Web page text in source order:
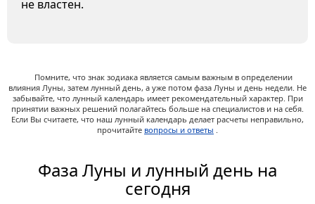
не властен.
Помните, что знак зодиака является самым важным в определении
влияния Луны, затем лунный день, а уже потом фаза Луны и день недели. Не
забывайте, что лунный календарь имеет рекомендательный характер. При
принятии важных решений полагайтесь больше на специалистов и на себя.
Если Вы считаете, что наш лунный календарь делает расчеты неправильно,
прочитайте вопросы и ответы .
Фаза Луны и лунный день на
сегодня